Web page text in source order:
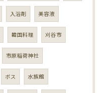
入浴剤 美容液
韓国料理 刈谷市
市原稲荷神社
ボス 水族館